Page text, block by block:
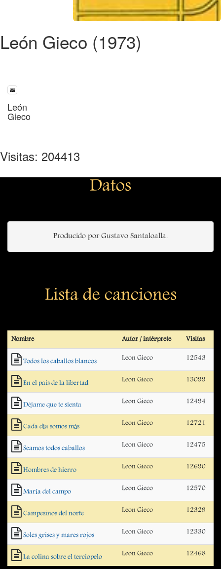
León Gieco (1973)
León
Gieco
Visitas: 204413
Datos
Producido por Gustavo Santaloalla.
Lista de canciones
Nombre Autor / intérprete Visitas
Todos los caballos blancos Leon Gieco 12543
En el pais de la libertad Leon Gieco 13099
Déjame que te sienta Leon Gieco 12494
Cada día somos más Leon Gieco 12721
Seamos todos caballos Leon Gieco 12475
Hombres de hierro Leon Gieco 12690
María del campo Leon Gieco 12570
Campesinos del norte Leon Gieco 12329
Soles grises y mares rojos Leon Gieco 12330
La colina sobre el terciopelo Leon Gieco 12468